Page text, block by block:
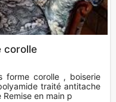
corolle
forme corolle , boiserie
traité antitache
en main p